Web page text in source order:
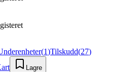
(1)Tilskudd(27)
Lagre